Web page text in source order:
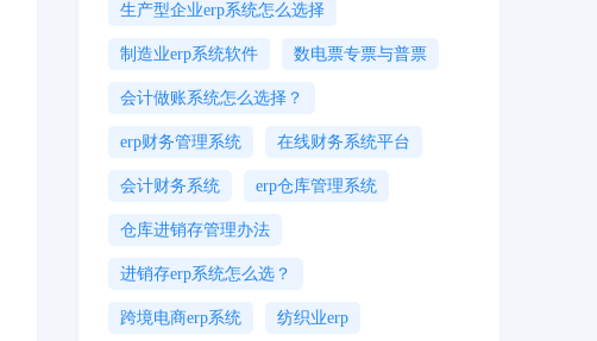
生产型企业erp系统怎么选择
制造业erp系统软件 数电票专票与普票
会计做账系统怎么选择？
erp财务管理系统 在线财务系统平台
会计财务系统 erp仓库管理系统
仓库进销存管理办法
进销存erp系统怎么选？
跨境电商erp系统 纺织业erp